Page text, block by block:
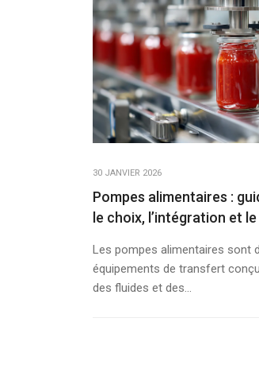
30 JANVIER 2026
Pompes alimentaires :
le choix, l’intégration et
Les pompes alimentaires sont
équipements de transfert
des fluides et des...